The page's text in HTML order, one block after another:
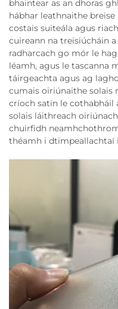
bhaintear as an dhoras
hábhar leathnaithe
costais suiteála agus
cuireann na treisiúcháin
radharcach go mór le
léamh, agus le tascanna
táirgeachta agus ag
cumais oiriúnaithe solais
críoch satin le
solais láithreach
chuirfidh
théamh i dtimpeallachtaí